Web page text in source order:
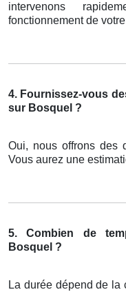
intervenons
fonctionnement de
4. Fournissez-vous
sur Bosquel ?
Oui, nous offrons des
Vous aurez une
5. Combien de
Bosquel ?
La durée dépend de la